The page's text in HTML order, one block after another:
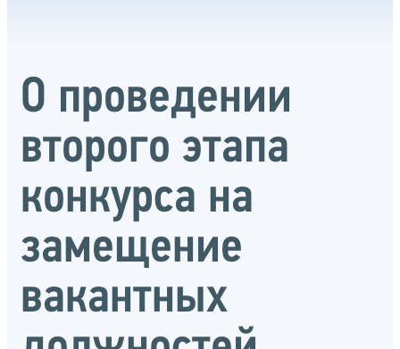
О проведении
второго этапа
конкурса на
замещение
вакантных